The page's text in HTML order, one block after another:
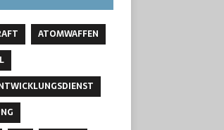
ATOMWAFFEN